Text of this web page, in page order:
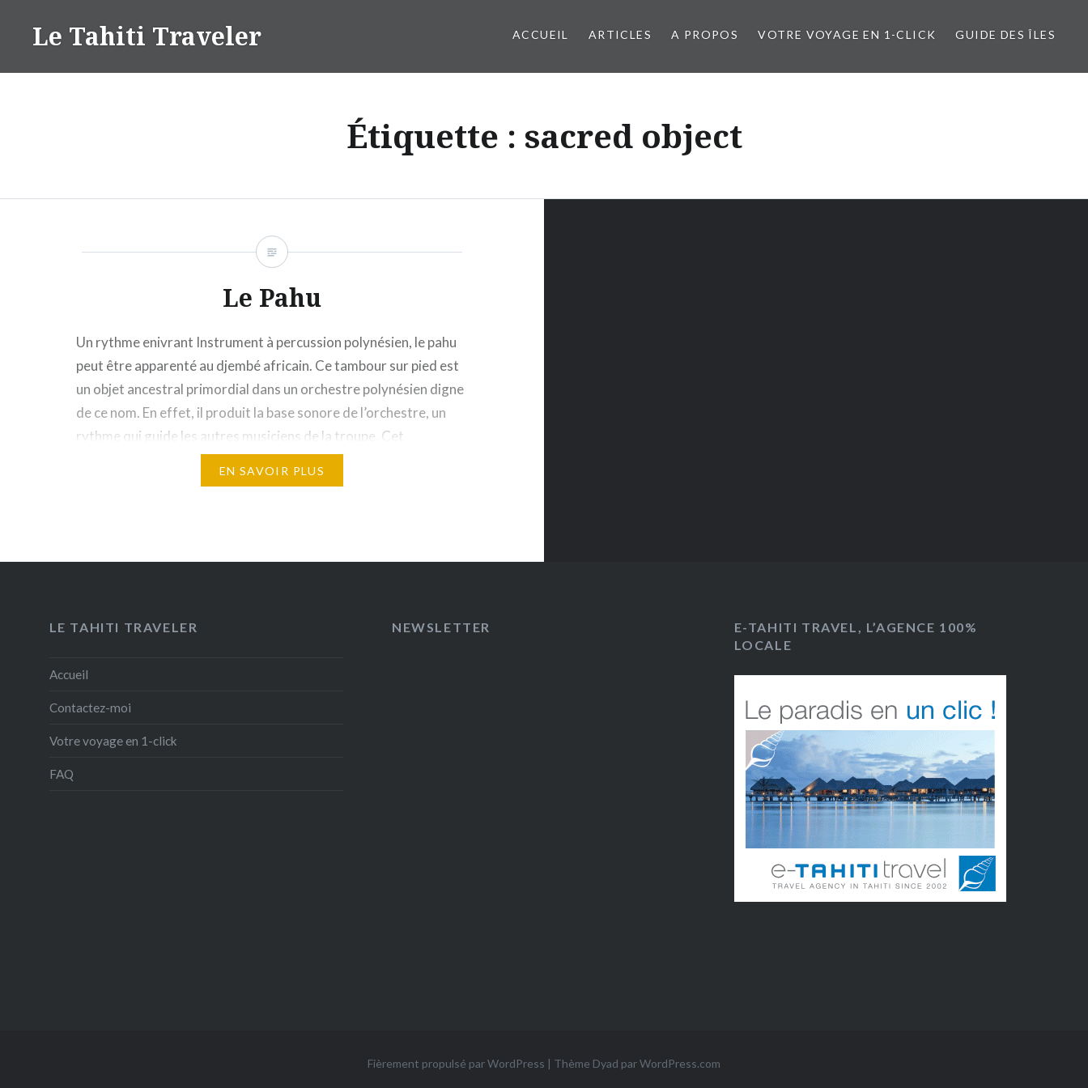
Le Tahiti Traveler ACCUEIL ARTICLES A PROPOS VOTRE VOYAGE EN 1-CLICK GUIDE DES ÎLES
Étiquette : sacred object
Le Pahu
Un rythme enivrant Instrument à percussion polynésien, le pahu
peut être apparenté au djembé africain. Ce tambour sur pied est
un objet ancestral primordial dans un orchestre polynésien digne
de ce nom. En effet, il produit la base sonore de l’orchestre, un
rythme qui guide les autres musiciens de la troupe. Cet
instrument imposant atteint…
EN SAVOIR PLUS
LE TAHITI TRAVELER
Accueil
Contactez-moi
Votre voyage en 1-click
FAQ
NEWSLETTER
E-TAHITI TRAVEL, L’AGENCE 100%
LOCALE
Fièrement propulsé par WordPress | Thème Dyad parWordPress.com